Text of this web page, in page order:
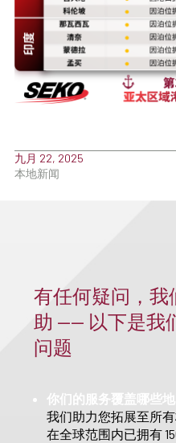
九月 22, 2025
本地新闻
有任何疑问，我
助 —— 以下是我
问题
你们的服务覆盖哪些地
我们助力您拓展至所
在全球范围内已拥有